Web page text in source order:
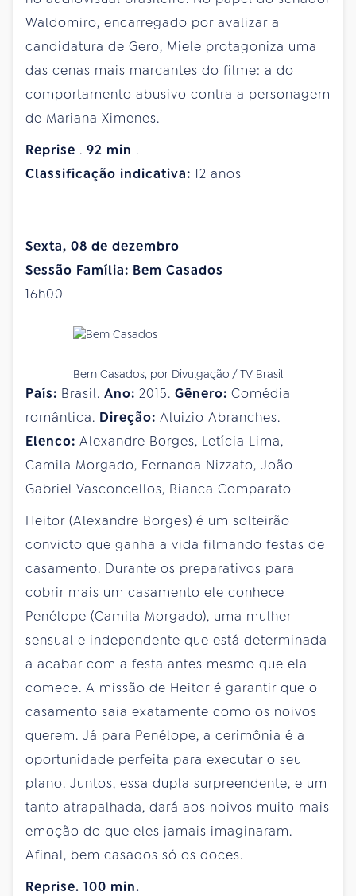
Waldomiro, encarregado por avalizar a
candidatura de Gero, Miele protagoniza uma
das cenas mais marcantes do filme: a do
comportamento abusivo contra a personagem
de Mariana Ximenes.
Reprise . 92 min .
Classificação indicativa: 12 anos
Sexta, 08 de dezembro
Sessão Família: Bem Casados
16h00
Bem Casados, por Divulgação / TV Brasil
País: Brasil. Ano: 2015. Gênero: Comédia
romântica. Direção: Aluizio Abranches.
Elenco: Alexandre Borges, Letícia Lima,
Camila Morgado, Fernanda Nizzato, João
Gabriel Vasconcellos, Bianca Comparato
Heitor (Alexandre Borges) é um solteirão
convicto que ganha a vida filmando festas de
casamento. Durante os preparativos para
cobrir mais um casamento ele conhece
Penélope (Camila Morgado), uma mulher
sensual e independente que está determinada
a acabar com a festa antes mesmo que ela
comece. A missão de Heitor é garantir que o
casamento saia exatamente como os noivos
querem. Já para Penélope, a cerimônia é a
oportunidade perfeita para executar o seu
plano. Juntos, essa dupla surpreendente, e um
tanto atrapalhada, dará aos noivos muito mais
emoção do que eles jamais imaginaram.
Afinal, bem casados só os doces.
Reprise. 100 min.